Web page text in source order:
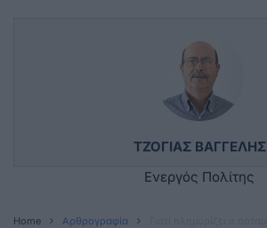
ΤΖΟΓΙΑΣ ΒΑΓΓΕΛΗΣ
Ενεργός Πολίτης
Home Αρθρογραφία